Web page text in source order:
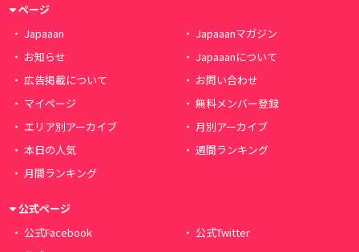
ページ
Japaaan
Japaaanマガジン
お知らせ
Japaaanについて
広告掲載について
お問い合わせ
マイページ
無料メンバー登録
エリア別アーカイブ
月別アーカイブ
本日の人気
週間ランキング
月間ランキング
公式ページ
公式Facebook
公式Twitter